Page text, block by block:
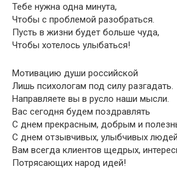
Тебе нужна одна минута,
Чтобы с проблемой разобраться.
Пусть в жизни будет больше чуда,
Чтобы хотелось улыбаться!
Мотивацию души российской
Лишь психологам под силу разгадать.
Направляете вы в русло наши мысли.
Вас сегодня будем поздравлять
С днем прекрасным, добрым и
С днем отзывчивых, улыбчивых
Вам всегда клиентов щедрых,
Потрясающих народ идей!